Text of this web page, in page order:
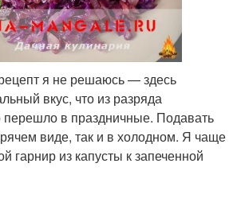
я не решаюсь — здесь
вкус, что из разряда
в праздничные. Подавать
виде, так и в холодном. Я чаще
гарнир из капусты к запеченной